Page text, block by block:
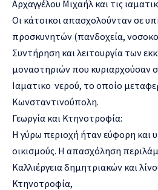
Αρχαγγέλου Μιχαήλ και τις
Οι κάτοικοι απασχολούνταν σε
προσκυνητών (πανδοχεία,
Συντήρηση και λειτουργία των
μοναστηριών που κυριαρχούσαν
Ιαματικο νερού, το οποίο
Κωνσταντινούπολη.
Γεωργία και Κτηνοτροφία:
Η γύρω περιοχή ήταν εύφορη και
οικισμούς. Η απασχόληση
Καλλιέργεια δημητριακών και
Κτηνοτροφία,